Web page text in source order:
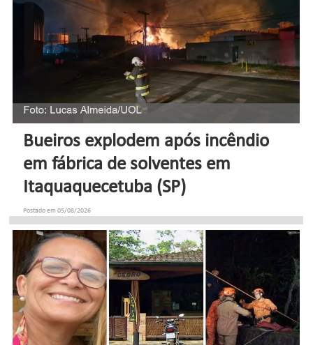
Bueiros explodem após incêndio
em fábrica de solventes em
Itaquaquecetuba (SP)
Postado em 05/08/2026